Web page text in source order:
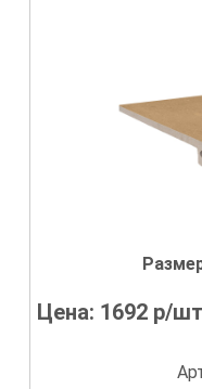
Цена: 1692 р/шт